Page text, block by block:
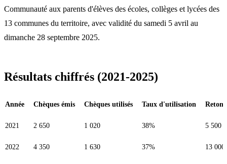
Communauté aux parents d'élèves des écoles, collèges et lycées des
13 communes du territoire, avec validité du samedi 5 avril au
dimanche 28 septembre 2025.
Résultats chiffrés (2021-2025)
Année Chèques émis Chèques utilisés Taux d'utilisation
2021 2 650 1 020 38% 5 500 €
2022 4 350 1 630 37% 13 000